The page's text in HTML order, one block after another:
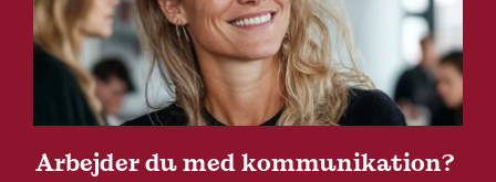
Arbejder du med kommunikation?